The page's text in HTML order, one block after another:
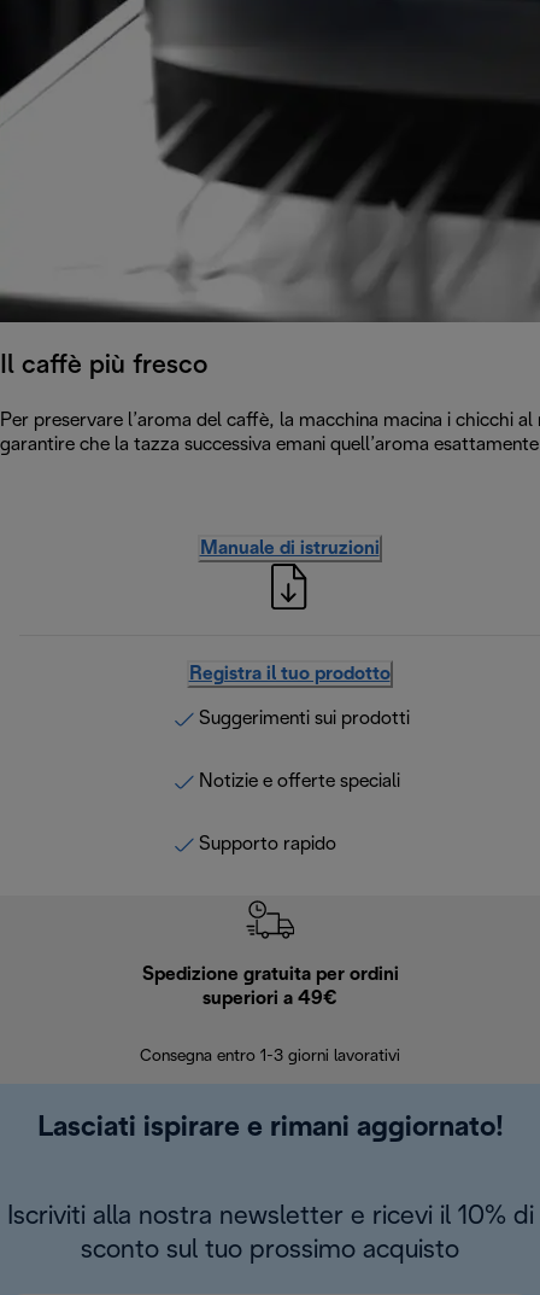
Il caffè più fresco
Per preservare l’aroma del caffè, la macchina macina i chicchi
garantire che la tazza successiva emani quell’aroma
Manuale di istruzioni
Registra il tuo prodotto
Suggerimenti sui prodotti
Notizie e offerte speciali
Supporto rapido
Spedizione gratuita per ordini
superiori a 49€
Consegna entro 1-3 giorni lavorativi
Lasciati ispirare e rimani aggiornato!
Iscriviti alla nostra newsletter e ricevi il 10% di
sconto sul tuo prossimo acquisto